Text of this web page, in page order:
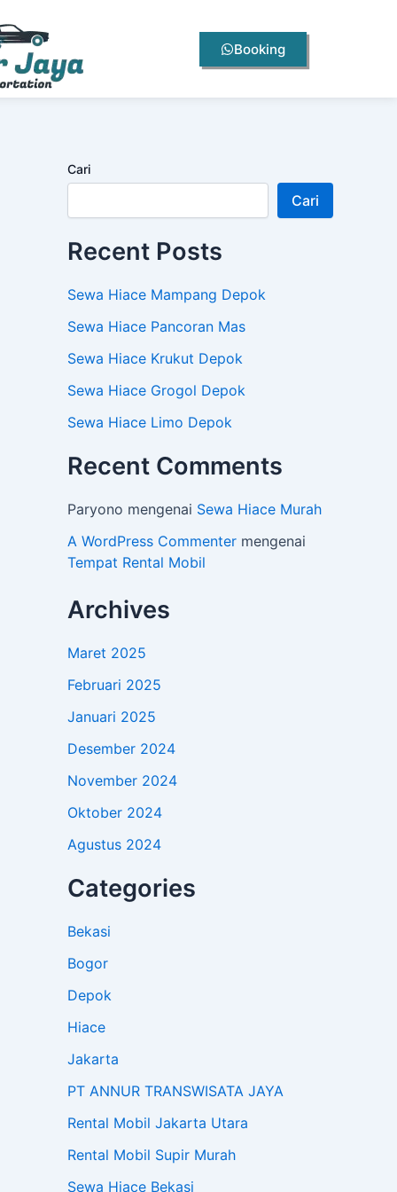
Booking
Cari
Cari
Recent Posts
Sewa Hiace Mampang Depok
Sewa Hiace Pancoran Mas
Sewa Hiace Krukut Depok
Sewa Hiace Grogol Depok
Sewa Hiace Limo Depok
Recent Comments
Paryono mengenai Sewa Hiace Murah
A WordPress Commenter mengenai
Tempat Rental Mobil
Archives
Maret 2025
Februari 2025
Januari 2025
Desember 2024
November 2024
Oktober 2024
Agustus 2024
Categories
Bekasi
Bogor
Depok
Hiace
Jakarta
PT ANNUR TRANSWISATA JAYA
Rental Mobil Jakarta Utara
Rental Mobil Supir Murah
Sewa Hiace Bekasi